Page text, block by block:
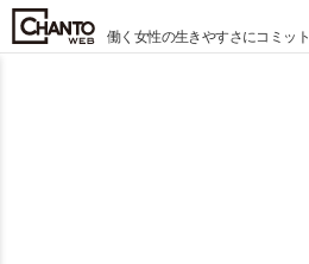
働く女性の生きやすさにコミット